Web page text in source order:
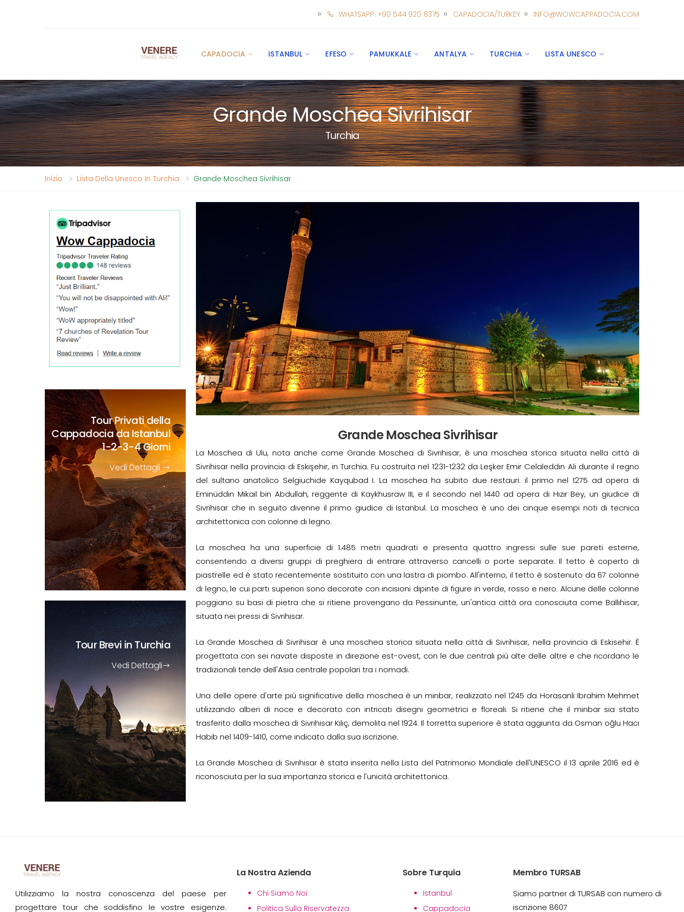
WHATSAPP: +90 544 920 8375 CAPADOCIA/TURKEY INFO@WOWCAPPADOCIA.COM
CAPADOCIA ISTANBUL EFESO PAMUKKALE ANTALYA TURCHIA LISTA UNESCO
Grande Moschea Sivrihisar
Turchia
Inizio Lista Della Unesco In Turchia Grande Moschea Sivrihisar
Grande Moschea Sivrihisar
La Moschea di Ulu, nota anche come Grande Moschea di Sivrihisar, è una moschea storica situata nella città di
Sivrihisar nella provincia di Eskişehir, in Turchia. Fu costruita nel 1231-1232 da Leşker Emir Celaleddin Ali durante il regno
del sultano anatolico Selgiuchide Kayqubad I. La moschea ha subito due restauri: il primo nel 1275 ad opera di
Eminüddin Mikail bin Abdullah, reggente di Kaykhusraw III, e il secondo nel 1440 ad opera di Hızır Bey, un giudice di
Sivrihisar che in seguito divenne il primo giudice di Istanbul. La moschea è uno dei cinque esempi noti di tecnica
architettonica con colonne di legno.
La moschea ha una superficie di 1.485 metri quadrati e presenta quattro ingressi sulle sue pareti esterne,
consentendo a diversi gruppi di preghiera di entrare attraverso cancelli o porte separate. Il tetto è coperto di
piastrelle ed è stato recentemente sostituito con una lastra di piombo. All'interno, il tetto è sostenuto da 67 colonne
di legno, le cui parti superiori sono decorate con incisioni dipinte di figure in verde, rosso e nero. Alcune delle colonne
poggiano su basi di pietra che si ritiene provengano da Pessinunte, un'antica città ora conosciuta come Ballıhisar,
situata nei pressi di Sivrihisar.
La Grande Moschea di Sivrihisar è una moschea storica situata nella città di Sivrihisar, nella provincia di Eskisehir. È
progettata con sei navate disposte in direzione est-ovest, con le due centrali più alte delle altre e che ricordano le
tradizionali tende dell'Asia centrale popolari tra i nomadi.
Una delle opere d'arte più significative della moschea è un minbar, realizzato nel 1245 da Horasanli Ibrahim Mehmet
utilizzando alberi di noce e decorato con intricati disegni geometrici e floreali. Si ritiene che il minbar sia stato
trasferito dalla moschea di Sivrihisar Kılıç, demolita nel 1924. Il torretta superiore è stata aggiunta da Osman oğlu Hacı
Habib nel 1409-1410, come indicato dalla sua iscrizione.
La Grande Moschea di Sivrihisar è stata inserita nella Lista del Patrimonio Mondiale dell'UNESCO il 13 aprile 2016 ed è
riconosciuta per la sua importanza storica e l'unicità architettonica.
Tour Privati della
Cappadocia da Istanbul
1-2-3-4 Giorni
Vedi Dettagli
Tour Brevi in Turchia
Vedi Dettagli
Utilizziamo la nostra conoscenza del paese per
progettare tour che soddisfino le vostre esigenze.
La Nostra Azienda
Chi Siamo Noi
Politica Sulla Riservatezza
Sobre Turquia
Istanbul
Cappadocia
Membro TURSAB
Siamo partner di TURSAB con numero di
iscrizione 8607